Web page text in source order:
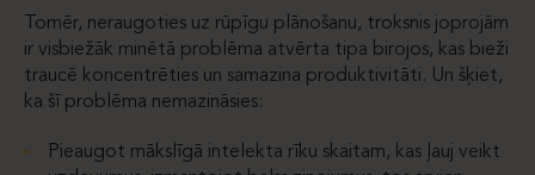
Tomēr, neraugoties uz rūpīgu plānošanu, troksnis joprojām
ir visbiežāk minētā problēma atvērta tipa birojos, kas bieži
traucē koncentrēties un samazina produktivitāti. Un šķiet,
ka šī problēma nemazināsies:
Pieaugot mākslīgā intelekta rīku skaitam, kas ļauj veikt